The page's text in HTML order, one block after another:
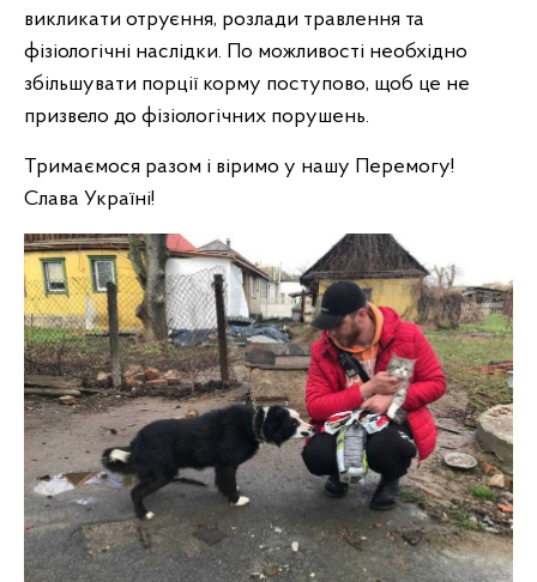
викликати отруєння, розлади травлення та
фізіологічні наслідки. По можливості необхідно
збільшувати порції корму поступово, щоб це не
призвело до фізіологічних порушень.
Тримаємося разом і віримо у нашу Перемогу!
Слава Україні!